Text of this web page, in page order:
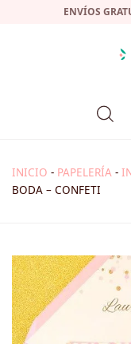
ENVÍOS
INICIO - PAPELERÍA -
BODA – CONFETI